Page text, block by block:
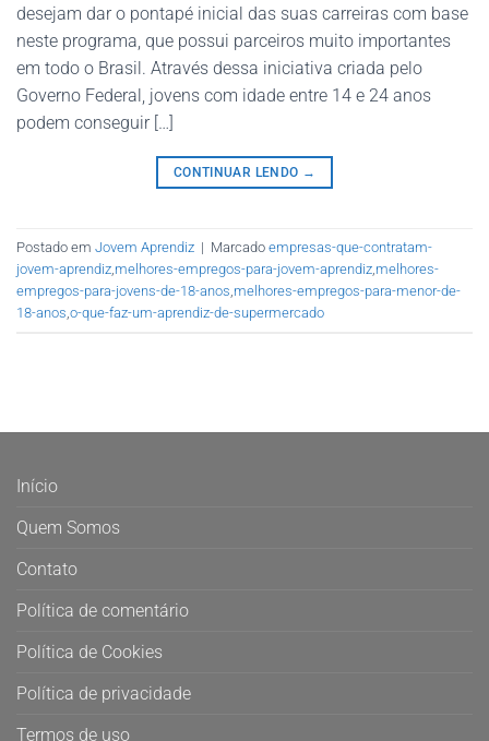
desejam dar o pontapé inicial das suas carreiras com base
neste programa, que possui parceiros muito importantes
em todo o Brasil. Através dessa iniciativa criada pelo
Governo Federal, jovens com idade entre 14 e 24 anos
podem conseguir […]
CONTINUAR LENDO →
Postado em Jovem Aprendiz | Marcado empresas-que-contratam-
jovem-aprendiz melhores-empregos-para-jovem-aprendiz melhores-
empregos-para-jovens-de-18-anos melhores-empregos-para-menor-de-
18-anos o-que-faz-um-aprendiz-de-supermercado
Início
Quem Somos
Contato
Política de comentário
Política de Cookies
Política de privacidade
Termos de uso